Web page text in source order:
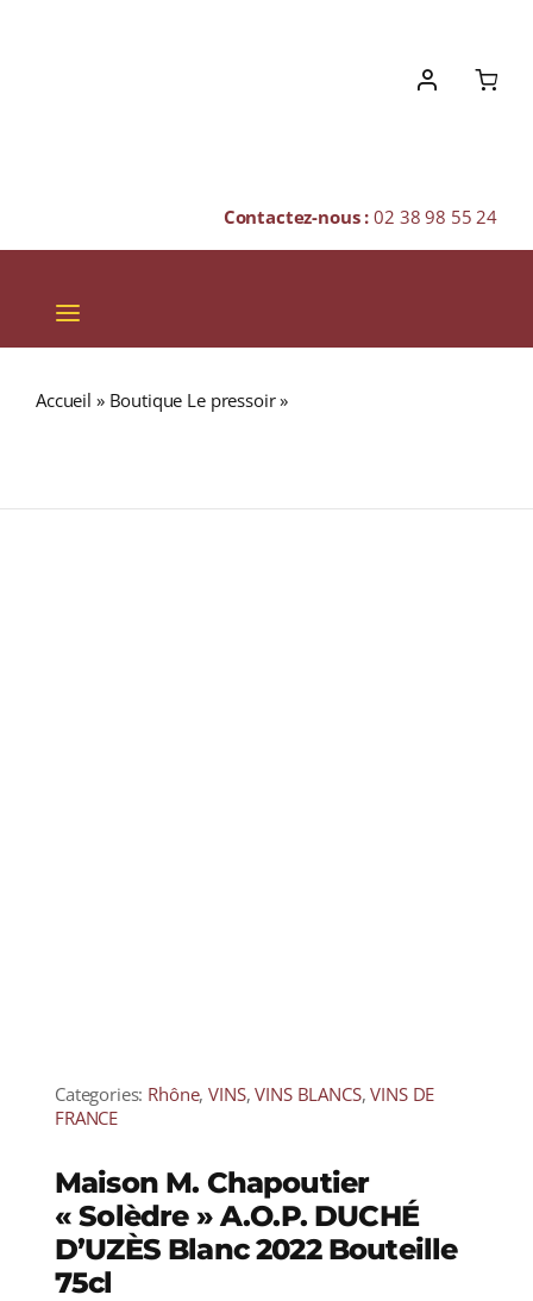
Contactez-nous :02 38 98 55 24
Toggle
Navigation
Accueil » Boutique Le pressoir»
Categories: Rhône,VINS,VINS BLANCS,VINS DE
FRANCE
Maison M. Chapoutier
« Solèdre » A.O.P. DUCHÉ
D’UZÈS Blanc 2022 Bouteille
75cl